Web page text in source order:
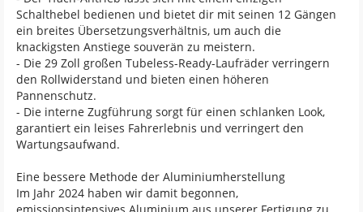
Schalthebel bedienen und bietet dir mit seinen 12 Gängen
ein breites Übersetzungsverhältnis, um auch die
knackigsten Anstiege souverän zu meistern.
- Die 29 Zoll großen Tubeless-Ready-Laufräder verringern
den Rollwiderstand und bieten einen höheren
Pannenschutz.
- Die interne Zugführung sorgt für einen schlanken Look,
garantiert ein leises Fahrerlebnis und verringert den
Wartungsaufwand.
Eine bessere Methode der Aluminiumherstellung
Im Jahr 2024 haben wir damit begonnen,